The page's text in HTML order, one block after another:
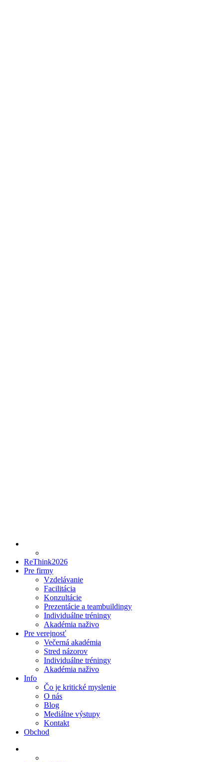
ReThink2026
Pre firmy
Vzdelávanie
Facilitácia
Konzultácie
Prezentácie a teambuildingy
Individuálne tréningy
Akadémia naživo
Pre verejnosť
Večerná akadémia
Stred názorov
Individuálne tréningy
Akadémia naživo
Info
Čo je kritické myslenie
O nás
Blog
Mediálne výstupy
Kontakt
Obchod